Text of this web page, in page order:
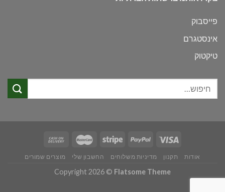
פייסבוק
אינסטגרם
טיקטוק
אודות תקנון מדיניות משלוחים החשבון שלי מוצרים שמורים
Copyright 2026 © Flatsome Theme